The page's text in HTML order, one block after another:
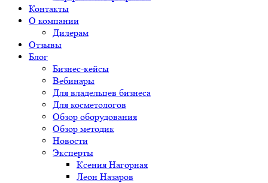
Контакты
О компании
Дилерам
Отзывы
Блог
Бизнес-кейсы
Вебинары
Для владельцев бизнеса
Для косметологов
Обзор оборудования
Обзор методик
Новости
Эксперты
Ксения Нагорная
Леон Назаров